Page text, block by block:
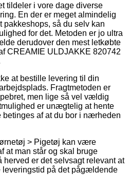
tildeler i vore dage diverse
En der er meget almindelig
så du selv kan
for det. Metoden er jo ultra
derudover den mest letkøbte
CREAMIE ULDJAKKE 820742
at bestille levering til din
Fragtmetoden er
men lige så vel vældig
er unægtelig at hente
af at du bor i nærheden
> Pigetøj kan være
at man står og skal bruge
herved er det selvsagt relevant at
leveringstid på det pågældende